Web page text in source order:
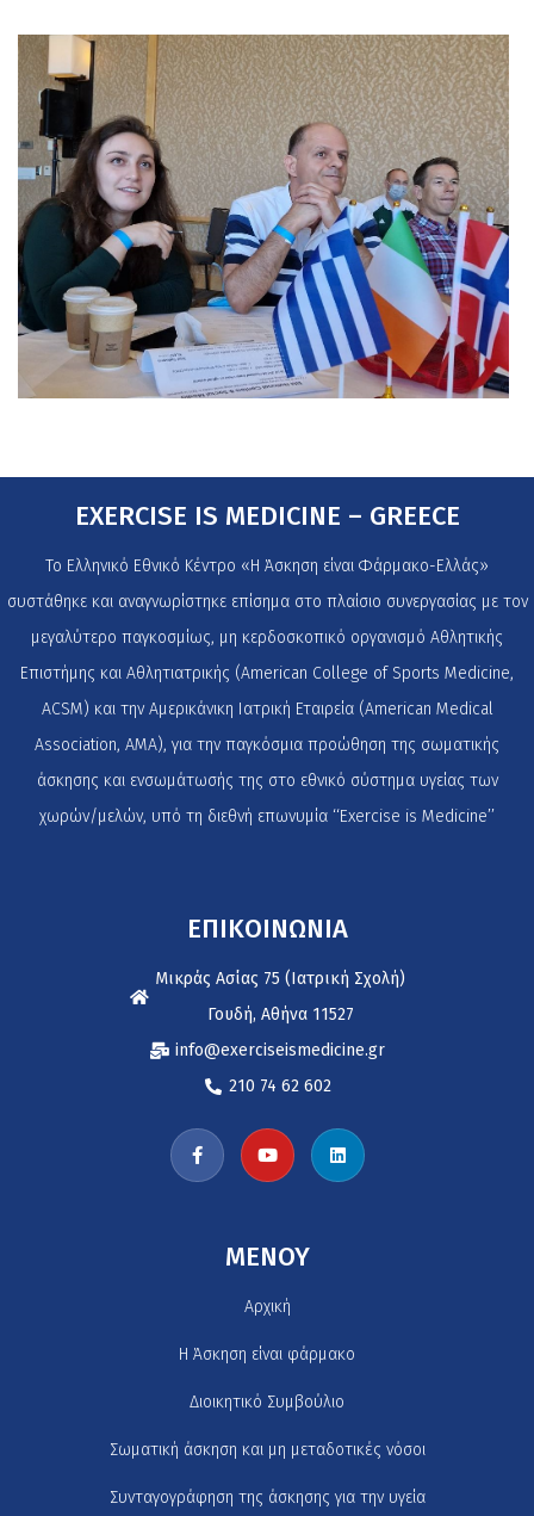
EXERCISE IS MEDICINE – GREECE
Το Ελληνικό Εθνικό Κέντρο «Η Άσκηση είναι Φάρμακο-Ελλάς»
συστάθηκε και αναγνωρίστηκε επίσημα στο πλαίσιο συνεργασίας με τον
μεγαλύτερο παγκοσμίως, μη κερδοσκοπικό οργανισμό Αθλητικής
Επιστήμης και Αθλητιατρικής (American College of Sports Medicine,
ACSM) και την Αμερικάνικη Ιατρική Εταιρεία (American Medical
Association, AMA), για την παγκόσμια προώθηση της σωματικής
άσκησης και ενσωμάτωσής της στο εθνικό σύστημα υγείας των
χωρών/μελών, υπό τη διεθνή επωνυμία ‘‘Exercise is Medicine’’
ΕΠΙΚΟΙΝΩΝΙΑ
Μικράς Ασίας 75 (Ιατρική Σχολή)
Γουδή, Αθήνα 11527
info@exerciseismedicine.gr
210 74 62 602
MENOY
Αρχική
H Άσκηση είναι φάρμακο
Διοικητικό Συμβούλιο
Σωματική άσκηση και μη μεταδοτικές νόσοι
Συνταγογράφηση της άσκησης για την υγεία